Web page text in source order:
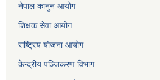
नेपाल कानुन आयोग
शिक्षक सेवा आयोग
राष्ट्रिय योजना आयोग
केन्द्रीय पञ्जिकरण विभाग